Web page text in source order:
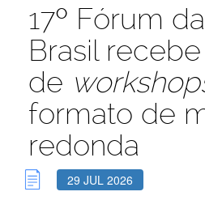
17º Fórum
Brasil
de
formato de
redonda
29 JUL 2026